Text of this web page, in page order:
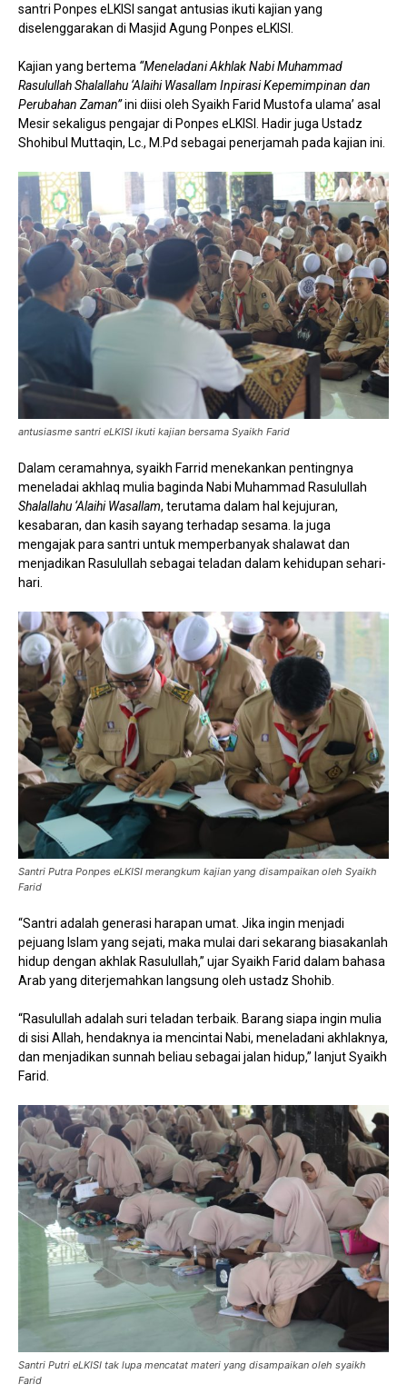
santri Ponpes eLKISI sangat antusias ikuti kajian yang
diselenggarakan di Masjid Agung Ponpes eLKISI.
Kajian yang bertema “Meneladani Akhlak Nabi Muhammad
Rasulullah Shalallahu ‘Alaihi Wasallam Inpirasi Kepemimpinan dan
Perubahan Zaman”ini diisi oleh Syaikh Farid Mustofa ulama’ asal
Mesir sekaligus pengajar di Ponpes eLKISI. Hadir juga Ustadz
Shohibul Muttaqin, Lc., M.Pd sebagai penerjamah pada kajian ini.
antusiasme santri eLKISI ikuti kajian bersama Syaikh Farid
Dalam ceramahnya, syaikh Farrid menekankan pentingnya
meneladai akhlaq mulia baginda Nabi Muhammad Rasulullah
Shalallahu ‘Alaihi Wasallam, terutama dalam hal kejujuran,
kesabaran, dan kasih sayang terhadap sesama. Ia juga
mengajak para santri untuk memperbanyak shalawat dan
menjadikan Rasulullah sebagai teladan dalam kehidupan sehari-
hari.
Santri Putra Ponpes eLKISI merangkum kajian yang disampaikan oleh Syaikh
Farid
“Santri adalah generasi harapan umat. Jika ingin menjadi
pejuang Islam yang sejati, maka mulai dari sekarang biasakanlah
hidup dengan akhlak Rasulullah,” ujar Syaikh Farid dalam bahasa
Arab yang diterjemahkan langsung oleh ustadz Shohib.
“Rasulullah adalah suri teladan terbaik. Barang siapa ingin mulia
di sisi Allah, hendaknya ia mencintai Nabi, meneladani akhlaknya,
dan menjadikan sunnah beliau sebagai jalan hidup,” lanjut Syaikh
Farid.
Santri Putri eLKISI tak lupa mencatat materi yang disampaikan oleh syaikh
Farid